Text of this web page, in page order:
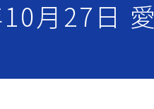
月27日 愛